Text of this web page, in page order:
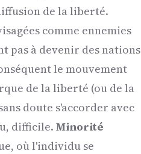
de la liberté.
comme ennemies
pas à devenir des nations
le mouvement
de la liberté (ou de la
doute s'accorder avec
difficile. Minorité
où l'individu se